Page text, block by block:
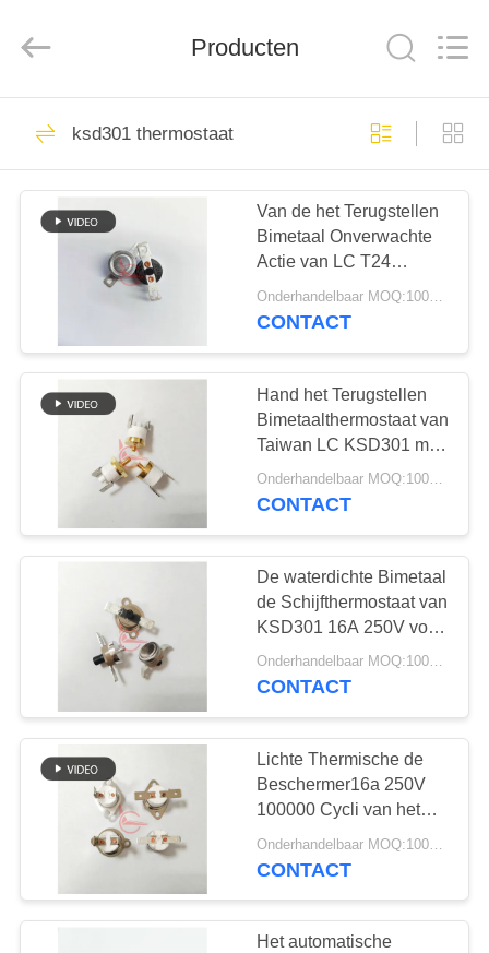
HUIS
PRODUCTEN
VIDEOS
SHOW
ONGEVEER
FABRIEKSREIS
KWALITEITSCONTROLE
CONTACTEER
ONS
NIEUWS
GEVALLEN
SITEMAP
Rights
ksd301 thermostaat
automatische het
terugstellenthermostaat
47
Hand het
Terugstellenthermostaat
20
ksd301 thermische
schakelaar
58
Producten
ksd301 thermostaat
Van de het Terugstellen
Bimetaal Onverwachte
Actie van LC T24
KSD301 de
Automatische
Ontvezelmachine
Onderhandelbaar MOQ:1000pcs
CONTACT
Hand het Terugstellen
Bimetaalthermostaat van
Taiwan LC KSD301 met
het Ceramische Geval
van het Schroefhoofd
Onderhandelbaar MOQ:1000pcs
CONTACT
De waterdichte Bimetaal
de Schijfthermostaat van
KSD301 16A 250V voor
Ijskast ontdooit
Verwarmer
Onderhandelbaar MOQ:1000pcs
CONTACT
Lichte Thermische de
Beschermer16a 250V
100000 Cycli van het
Land KSD301 met
Ceramisch Geval voor
CONTACT
Het automatische